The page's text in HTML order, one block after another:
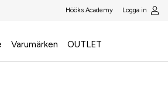
Hööks Academy Logga in
Varumärken OUTLET